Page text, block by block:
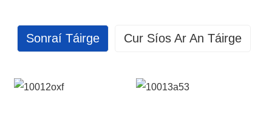
Sonraí Táirge Cur Síos Ar An Táirge
GET IN TOUCH WITH US